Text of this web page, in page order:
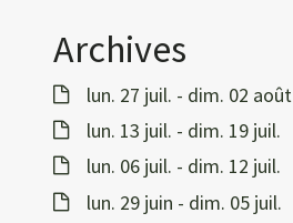
Archives
lun. 27 juil. - dim. 02 août
lun. 13 juil. - dim. 19 juil.
lun. 06 juil. - dim. 12 juil.
lun. 29 juin - dim. 05 juil.